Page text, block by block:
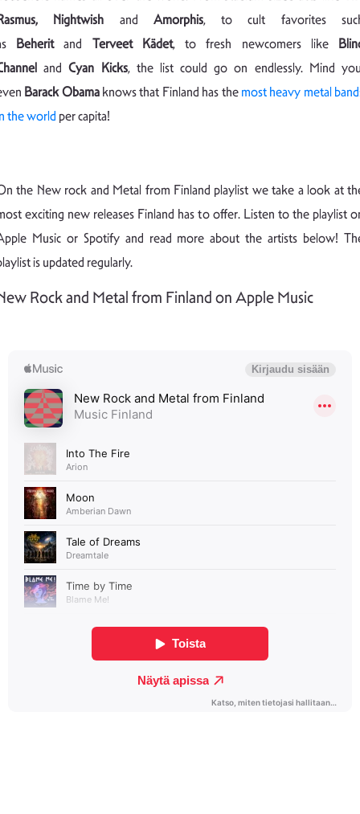
Nightwish and Amorphis, to cult favorites
Beheritand Terveet Kädet, to fresh newcomers like
andCyan Kicks, the list could go on endlessly. Mind
Barack Obamaknows that Finland has themost heavy metal
the world per capita!
the New rock and Metal from Finland playlist we take a look at
exciting new releases Finland has to offer. Listen to the playlist
Music or Spotify and read more about the artists below!
is updated regularly.
Rock and Metal from Finland on Apple Music